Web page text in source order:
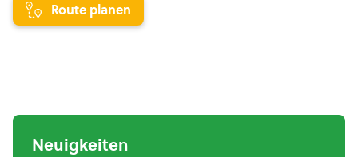
Route planen
Neuigkeiten